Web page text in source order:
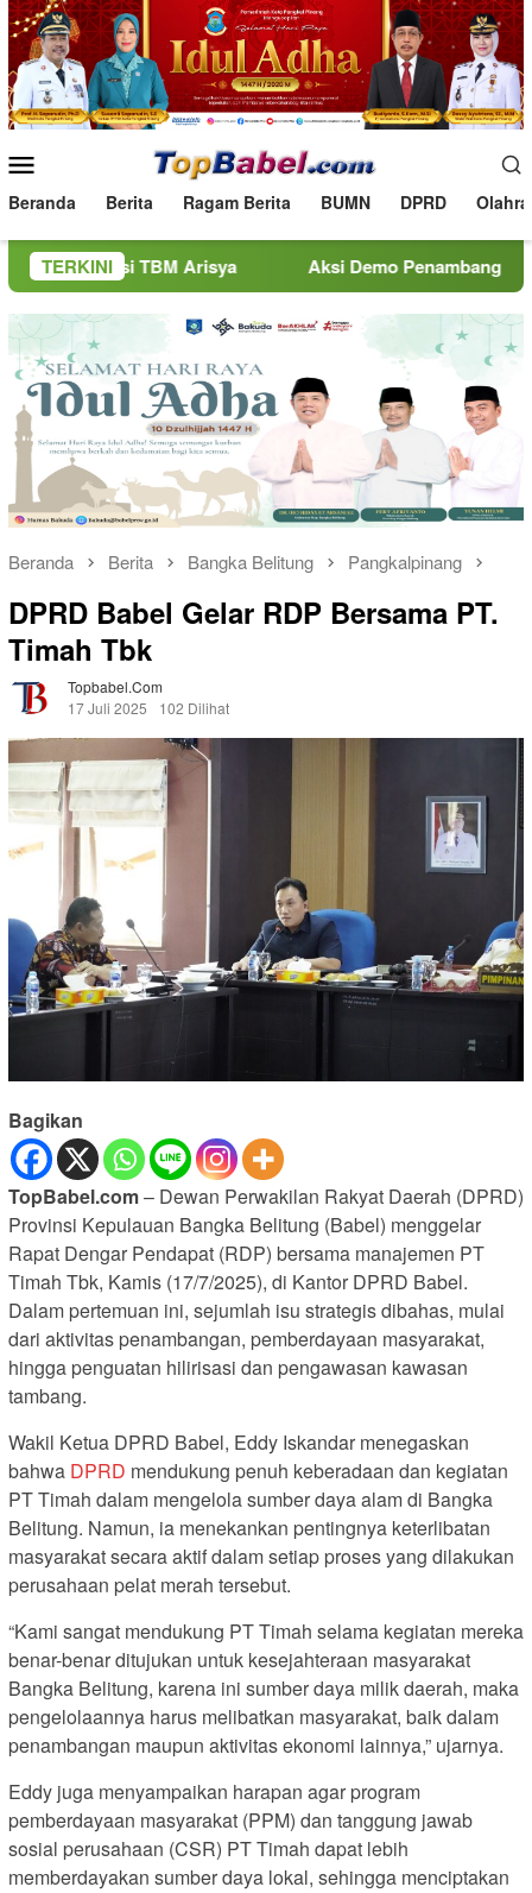
Loncat
ke
konten
Mobile
Beranda Berita Ragam Berita BUMN DPRD
TERKINI
TBM Arisya Aksi Demo Penambang Timah di
Beranda Berita Bangka Belitung Pangkalpinang
DPRD Babel Gelar RDP Bersama PT.
Timah Tbk
Topbabel.com
17 Juli 2025
102 Dilihat
Bagikan
TopBabel.com– Dewan Perwakilan Rakyat Daerah (DPRD)
Provinsi Kepulauan Bangka Belitung (Babel) menggelar
Rapat Dengar Pendapat (RDP) bersama manajemen PT
Timah Tbk, Kamis (17/7/2025), di Kantor DPRD Babel.
Dalam pertemuan ini, sejumlah isu strategis dibahas, mulai
dari aktivitas penambangan, pemberdayaan masyarakat,
hingga penguatan hilirisasi dan pengawasan kawasan
tambang.
Wakil Ketua DPRD Babel, Eddy Iskandar menegaskan
bahwa DPRD mendukung penuh keberadaan dan kegiatan
PT Timah dalam mengelola sumber daya alam di Bangka
Belitung. Namun, ia menekankan pentingnya keterlibatan
masyarakat secara aktif dalam setiap proses yang dilakukan
perusahaan pelat merah tersebut.
“Kami sangat mendukung PT Timah selama kegiatan mereka
benar-benar ditujukan untuk kesejahteraan masyarakat
Bangka Belitung, karena ini sumber daya milik daerah, maka
pengelolaannya harus melibatkan masyarakat, baik dalam
penambangan maupun aktivitas ekonomi lainnya,” ujarnya.
Eddy juga menyampaikan harapan agar program
pemberdayaan masyarakat (PPM) dan tanggung jawab
sosial perusahaan (CSR) PT Timah dapat lebih
memberdayakan sumber daya lokal, sehingga menciptakan